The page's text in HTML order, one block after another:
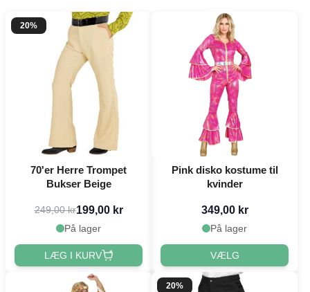
20%
70'er Herre Trompet
Bukser Beige
249,00 kr199,00 kr
På lager
LÆG I KURV
Pink disko kostume til
kvinder
349,00 kr
På lager
VÆLG
20%